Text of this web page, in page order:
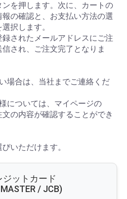
ンを押します。次に、カートの
の確認と、お支払い方法の選
択します。
されたメールアドレスにご注
され、ご注文完了となりま
場合は、当社までご連絡くだ
については、マイページの
文の内容が確認することができ
いただけます。
ットカード
/ JCB)